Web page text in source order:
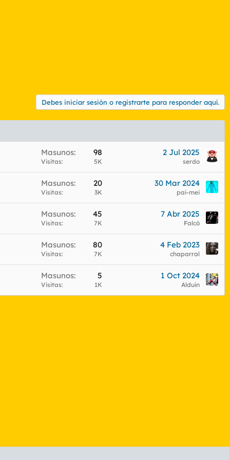
Debes iniciar sesión o registrarte para responder aquí.
Masunos 98
Visitas 5K
2 Jul 2025
serdo
Masunos 20
Visitas 3K
30 Mar 2024
pai-mei
Masunos 45
Visitas 7K
7 Abr 2025
Falcó
Masunos 80
Visitas 7K
4 Feb 2023
chaparral
Masunos 5
Visitas 1K
1 Oct 2024
Alduin